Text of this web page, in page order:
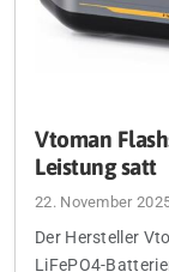
Vtoman
Leistung satt
22. November
Der Hersteller
LiFePO4-